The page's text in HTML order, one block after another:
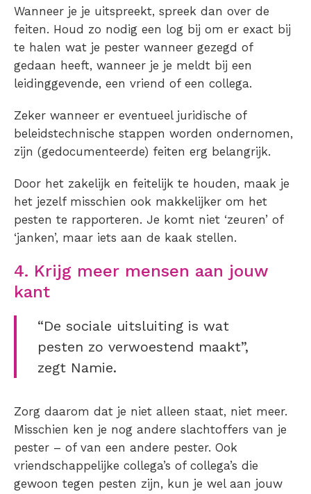
Wanneer je je uitspreekt, spreek dan over de
feiten. Houd zo nodig een log bij om er exact bij
te halen wat je pester wanneer gezegd of
gedaan heeft, wanneer je je meldt bij een
leidinggevende, een vriend of een collega.
Zeker wanneer er eventueel juridische of
beleidstechnische stappen worden ondernomen,
zijn (gedocumenteerde) feiten erg belangrijk.
Door het zakelijk en feitelijk te houden, maak je
het jezelf misschien ook makkelijker om het
pesten te rapporteren. Je komt niet ‘zeuren’ of
‘janken’, maar iets aan de kaak stellen.
4. Krijg meer mensen aan jouw
kant
“De sociale uitsluiting is wat
pesten zo verwoestend maakt”,
zegt Namie.
Zorg daarom dat je niet alleen staat, niet meer.
Misschien ken je nog andere slachtoffers van je
pester – of van een andere pester. Ook
vriendschappelijke collega’s of collega’s die
gewoon tegen pesten zijn, kun je wel aan jouw